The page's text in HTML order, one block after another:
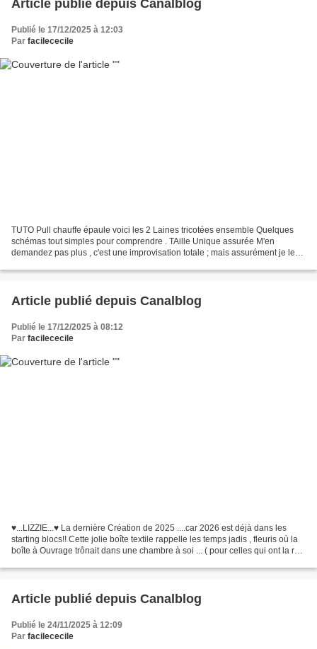
Article publié depuis Canalblog
Publié le 17/12/2025 à 12:03
Par facilececile
TUTO Pull chauffe épaule voici les 2 Laines tricotées ensemble Quelques
schémas tout simples pour comprendre . TAille Unique assurée M'en
demandez pas plus , c'est une improvisation totale ; mais assurément je le
Article publié depuis Canalblog
Publié le 17/12/2025 à 08:12
Par facilececile
♥...LIZZIE...♥ La dernière Création de 2025 ....car 2026 est déjà dans les
starting blocs!! Cette jolie boîte textile rappelle les temps jadis , fleuris où la
boîte à Ouvrage trônait dans une chambre à soi ... ( pour celles qui ont la réf
Article publié depuis Canalblog
Publié le 24/11/2025 à 12:09
Par facilececile